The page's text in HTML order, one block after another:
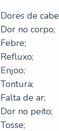
Dores de
Dor no corpo;
Febre;
Refluxo;
Enjoo;
Tontura;
Falta de ar;
Dor no peito;
Tosse;